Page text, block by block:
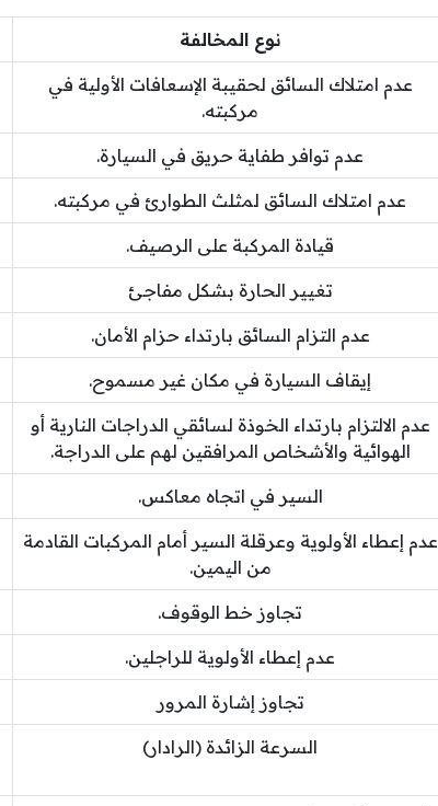
نوع المخالفة
عدم امتلاك السائق لحقيبة الإسعافات الأولية في
مركبته.
عدم توافر طفاية حريق في السيارة.
عدم امتلاك السائق لمثلث الطوارئ في مركبته.
قيادة المركبة على الرصيف.
تغيير الحارة بشكل مفاجئ
عدم التزام السائق بارتداء حزام الأمان.
إيقاف السيارة في مكان غير مسموح.
عدم الالتزام بارتداء الخوذة لسائقي الدراجات النارية أو
الهوائية والأشخاص المرافقين لهم على الدراجة.
السير في اتجاه معاكس.
عدم إعطاء الأولوية وعرقلة السير أمام المركبات القادمة
من اليمين.
تجاوز خط الوقوف.
عدم إعطاء الأولوية للراجلين.
تجاوز إشارة المرور
السرعة الزائدة (الرادار)